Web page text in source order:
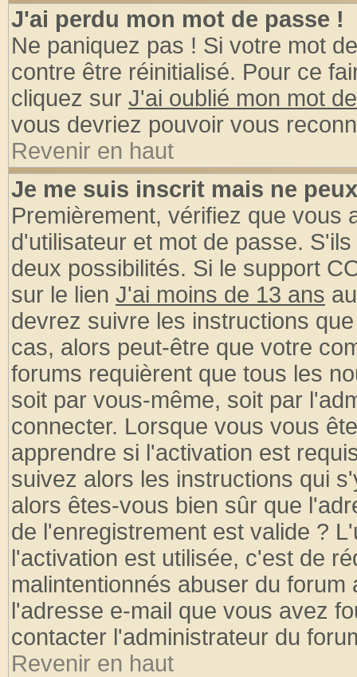
J'ai perdu mon mot de passe !
Ne paniquez pas ! Si votre mot
contre être réinitialisé. Pour ce
cliquez sur J'ai oublié mon mot
vous devriez pouvoir vous
Revenir en haut
Je me suis inscrit mais ne
Premièrement, vérifiez que vous
d'utilisateur et mot de passe.
deux possibilités. Si le support
sur le lien J'ai moins de 13 ans
devrez suivre les instructions
cas, alors peut-être que votre
forums requièrent que tous les
soit par vous-même, soit par
connecter. Lorsque vous vous
apprendre si l'activation est
suivez alors les instructions qui
alors êtes-vous bien sûr que
de l'enregistrement est valide ?
l'activation est utilisée, c'est de
malintentionnés abuser du
l'adresse e-mail que vous avez
contacter l'administrateur du
Revenir en haut